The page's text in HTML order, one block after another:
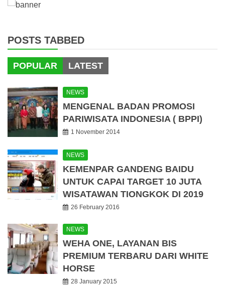
POSTS TABBED
POPULAR LATEST
NEWS
MENGENAL BADAN PROMOSI
PARIWISATA INDONESIA ( BPPI)
1 November 2014
NEWS
KEMENPAR GANDENG BAIDU
UNTUK CAPAI TARGET 10 JUTA
WISATAWAN TIONGKOK DI 2019
26 February 2016
NEWS
WEHA ONE, LAYANAN BIS
PREMIUM TERBARU DARI WHITE
HORSE
28 January 2015